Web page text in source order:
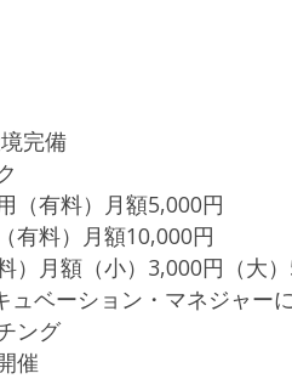
完備
（有料）月額5,000円
有料）月額10,000円
）月額（小）3,000円（大
ュベーション・マネジャー
ング
催